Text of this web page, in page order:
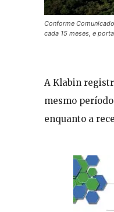
Conforme
cada 15 meses, e
A Klabin
mesmo
enquanto a